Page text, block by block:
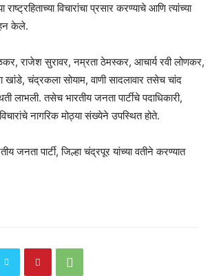
राष्ट्रहिताच्या विचारांचा प्रसार करण्याचे आणि त्यांच्या
केले.
राजेश सुरावर, नम्रता ठेमस्कर, आचार्य रवी लोणकर,
खांडे, चंद्रकला सोयाम, वाणी सादलावार तसेच चांद
लाभली. तसेच भारतीय जनता पार्टीचे पदाधिकारी,
नागरिक मोठ्या संख्येने उपस्थित होते.
जनता पार्टी, जिल्हा चंद्रपूर यांच्या वतीने करण्यात